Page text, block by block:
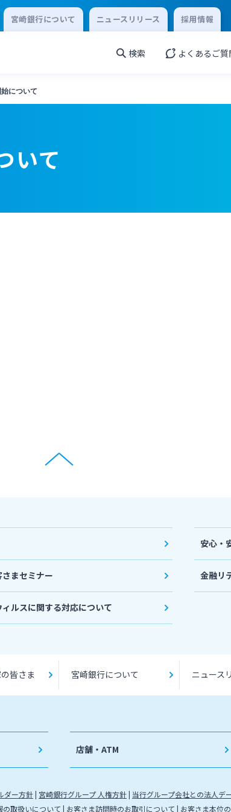
宮崎銀行について ニュースリリース 採用情報
検索 よくあるご質
について
いて
まセミナー
ルスに関する対応について
安心・
金融リ
皆さま 宮崎銀行について ニュース
店舗・ATM
ダー方針 宮崎銀行グループ 人権方針 当行グループ会社との法人デ
取扱いについて お客さま訪問時のお取引について お客さま本位